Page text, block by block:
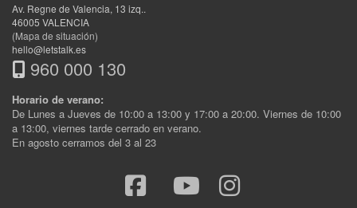
Av. Regne de Valencia, 13 izq..
46005 VALENCIA
(Mapa de situación)
hello@letstalk.es
960 000 130
Horario de verano:
De Lunes a Jueves de 10:00 a 13:00 y 17:00 a 20:00. Viernes de 10:00
a 13:00, viernes tarde cerrado en verano.
En agosto cerramos del 3 al 23